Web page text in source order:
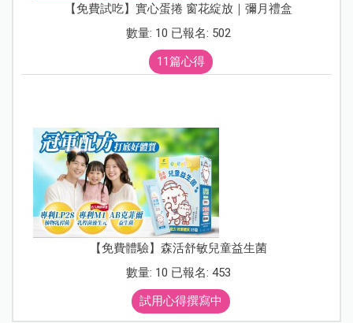
【免費試吃】實心蛋捲 窗花綻放｜彌月禮盒
數量: 10 已報名: 502
11篇心得
【免費體驗】森活舒敏兒童益生菌
數量: 10 已報名: 453
試用心得撰寫中